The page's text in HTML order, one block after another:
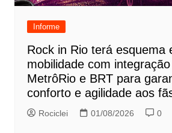
Informe
Rock in Rio terá esquema
mobilidade com
MetrôRio e BRT para
conforto e agilidade aos
Rociclei 01/08/2026 0